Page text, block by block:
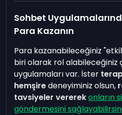
Sohbet
Para Kazanın
Para kazanabileceğiniz
biri olarak rol alabileceğiniz
uygulamaları var. İster
hemşiredeneyiminiz olsun,
tavsiyeler vererekonların
göndermesini